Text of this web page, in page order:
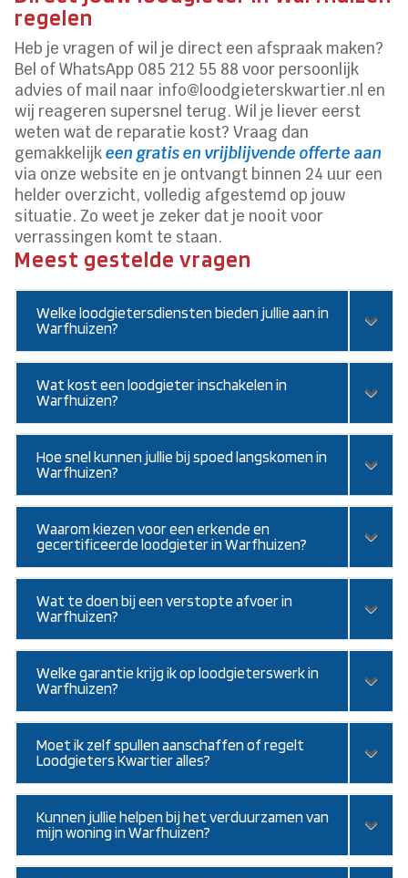
regelen
Heb je vragen of wil je direct een afspraak maken?
Bel of WhatsApp 085 212 55 88 voor persoonlijk
advies of mail naar info@loodgieterskwartier.nl en
wij reageren supersnel terug. Wil je liever eerst
weten wat de reparatie kost? Vraag dan
gemakkelijkeen gratis en vrijblijvende offerte aan
via onze website en je ontvangt binnen 24 uur een
helder overzicht, volledig afgestemd op jouw
situatie. Zo weet je zeker dat je nooit voor
verrassingen komt te staan.
Meest gestelde vragen
Welke loodgietersdiensten bieden jullie aan in
Warfhuizen?
Wat kost een loodgieter inschakelen in
Warfhuizen?
Hoe snel kunnen jullie bij spoed langskomen in
Warfhuizen?
Waarom kiezen voor een erkende en
gecertificeerde loodgieter in Warfhuizen?
Wat te doen bij een verstopte afvoer in
Warfhuizen?
Welke garantie krijg ik op loodgieterswerk in
Warfhuizen?
Moet ik zelf spullen aanschaffen of regelt
Loodgieters Kwartier alles?
Kunnen jullie helpen bij het verduurzamen van
mijn woning in Warfhuizen?